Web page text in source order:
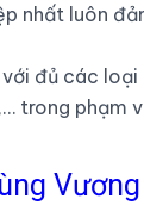
nhất luôn
đủ các
trong phạm
Vương